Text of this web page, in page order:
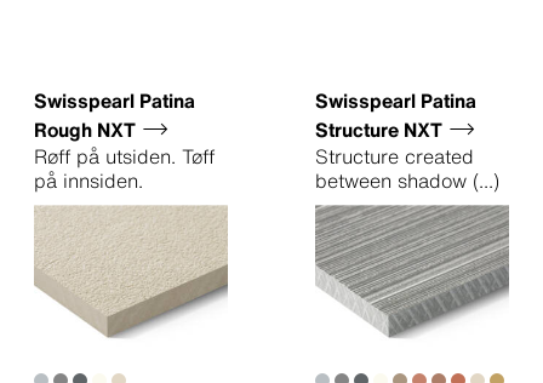
Swisspearl Patina
Rough NXT
Røff på utsiden. Tøff
på innsiden.
Swisspearl Patina
Structure NXT
Structure created
between shadow (...)